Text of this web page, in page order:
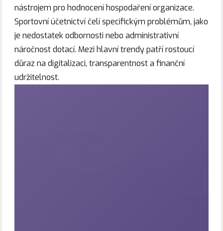
nástrojem pro hodnocení hospodaření organizace.
Sportovní účetnictví čelí specifickým problémům, jako
je nedostatek odbornosti nebo administrativní
náročnost dotací. Mezi hlavní trendy patří rostoucí
důraz na digitalizaci, transparentnost a finanční
udržitelnost.